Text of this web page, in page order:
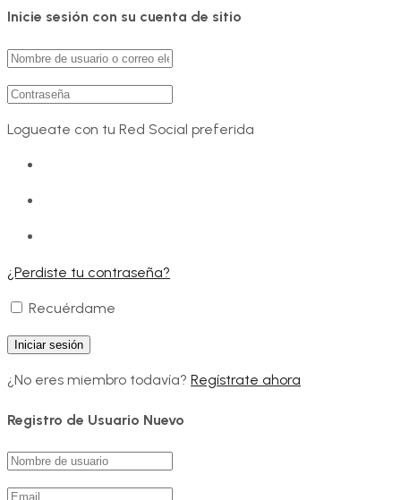
Inicie sesión con su cuenta de sitio
Logueate con tu Red Social preferida
¿Perdiste tu contraseña?
Recuérdame
¿No eres miembro todavía? Regístrate ahora
Registro de Usuario Nuevo